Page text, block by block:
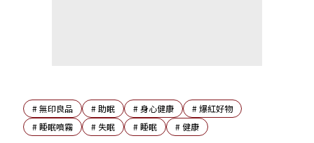
#無印良品 # 助眠 #身心健康 #爆紅好物
#睡眠噴霧 # 失眠 #睡眠 #健康